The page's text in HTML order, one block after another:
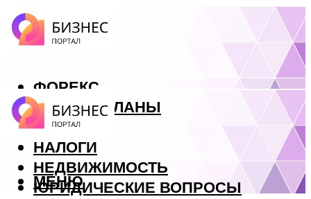
ФОРЕКС
БИЗНЕС ПЛАНЫ
КРЕДИТЫ
НАЛОГИ
НЕДВИЖИМОСТЬ
ЮРИДИЧЕСКИЕ ВОПРОСЫ
МЕНЮ